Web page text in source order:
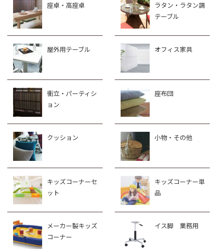
座卓・高座卓
ラタン・ラタン調
テーブル
屋外用テーブル オフィス家具
衝立・パーティシ
ョン
座布団
クッション 小物・その他
キッズコーナーセ
ット
キッズコーナー単
品
メーカー製キッズ
コーナー
イス脚 業務用